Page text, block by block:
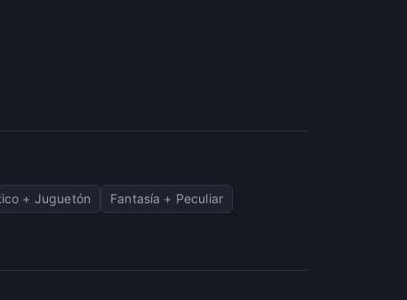
+ Juguetón Fantasía + Peculiar